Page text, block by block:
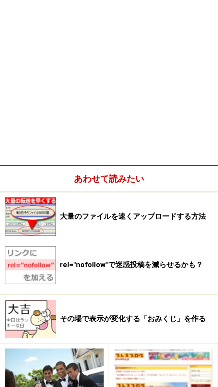
[Step.1]HTMLを書く(P.2)
JavaScriptを書く(P.3～4)
[Step.3]スタイルシートでデザインする(P.5)
[Step.4]補足・ソースのまとめ
※記事内容は執筆時点のものです。最新の内容をご確認くださ
い。
※OSやアプリ、ソフトのバージョンによっては画面表示、操作方
法が異なる可能性があります。
あわせて読みたい
大量のファイルを速くアップロードする方法
rel="nofollow"で迷惑投稿を減らせるかも？
その場で表示が変化する「おみくじ」を作る